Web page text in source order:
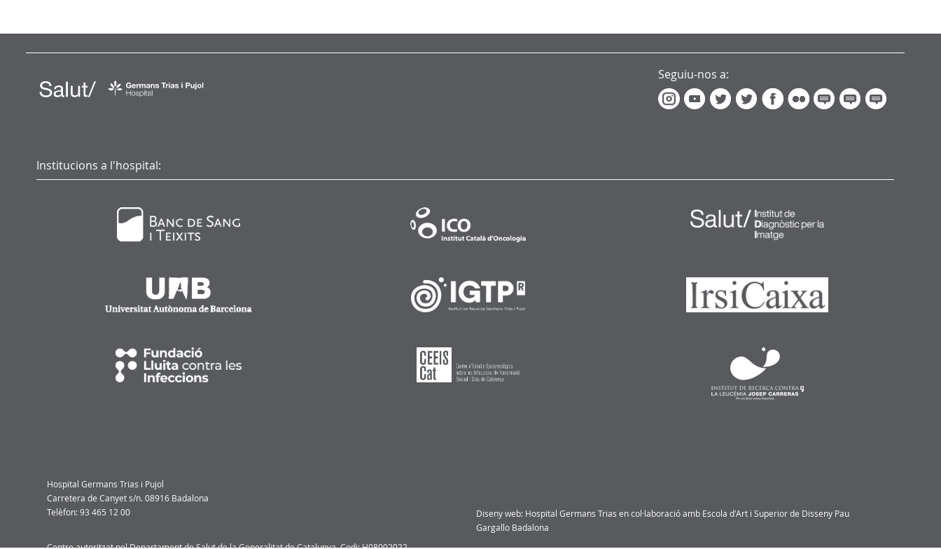
Seguiu-nos a:
Institucions a l'hospital:
Hospital Germans Trias i Pujol
Carretera de Canyet s/n. 08916 Badalona
Telèfon: 93 465 12 00
Diseny web: Hospital Germans Trias en col·laboració amb Escola d'Art i Superior de Disseny Pau
Gargallo Badalona